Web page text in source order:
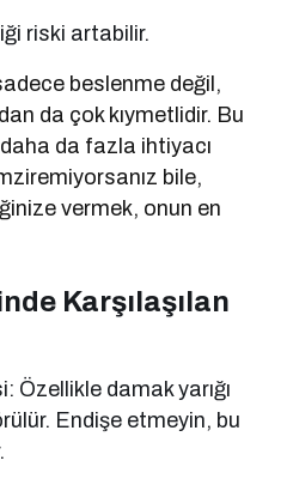
riski artabilir.
beslenme değil,
da çok kıymetlidir. Bu
da fazla ihtiyacı
bile,
vermek, onun en
Karşılaşılan
Özellikle damak yarığı
Endişe etmeyin, bu